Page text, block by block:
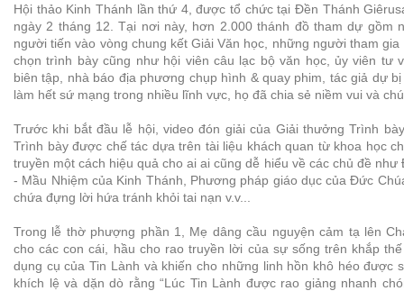
Hội thảo Kinh Thánh lần thứ 4, được tổ chức tại Đền Thánh
ngày 2 tháng 12. Tại nơi này, hơn 2.000 thánh đồ tham dự gồm
người tiến vào vòng chung kết Giải Văn học, những người tham gia
chọn trình bày cũng như hội viên câu lạc bộ văn học, ủy viên tư
biên tập, nhà báo địa phương chụp hình & quay phim, tác giả dự
làm hết sứ mạng trong nhiều lĩnh vực, họ đã chia sẻ niềm vui và
Trước khi bắt đầu lễ hội, video đón giải của Giải thưởng Trình
Trình bày được chế tác dựa trên tài liệu khách quan từ khoa học
truyền một cách hiệu quả cho ai ai cũng dễ hiểu về các chủ đề
- Mầu Nhiệm của Kinh Thánh, Phương pháp giáo dục của Đức
chứa đựng lời hứa tránh khỏi tai nạn v.v...
Trong lễ thờ phượng phần 1, Mẹ dâng cầu nguyện cảm tạ lên
cho các con cái, hầu cho rao truyền lời của sự sống trên khắp
dụng cụ của Tin Lành và khiến cho những linh hồn khô héo được
khích lệ và dặn dò rằng “Lúc Tin Lành được rao giảng nhanh